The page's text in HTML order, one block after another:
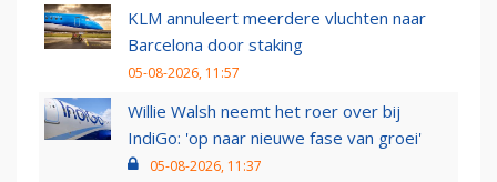
KLM annuleert meerdere vluchten naar
Barcelona door staking
05-08-2026, 11:57
Willie Walsh neemt het roer over bij
IndiGo: 'op naar nieuwe fase van groei'
05-08-2026, 11:37